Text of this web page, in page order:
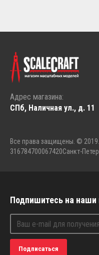
Адрес магазина:
СПб, Наличная ул., д. 11
Все права защищены. © 2019.
316784700067420Санкт-
Подпишитесь на наши
Подписаться